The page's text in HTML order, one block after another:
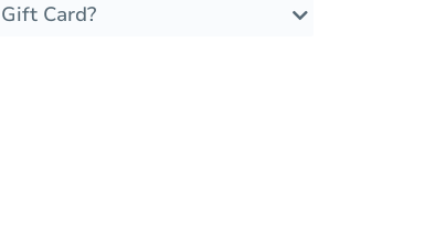
Card?